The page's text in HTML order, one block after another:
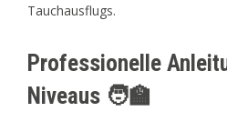
Tauchausflugs.
Professionelle
Niveaus 🧑‍🏫